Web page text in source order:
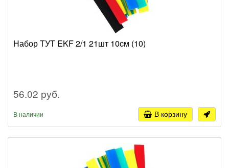
Набор ТУТ EKF 2/1 21шт 10cм (10)
56.02 руб.
В наличии В корзину